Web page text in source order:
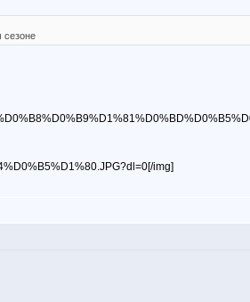
сезоне
img]